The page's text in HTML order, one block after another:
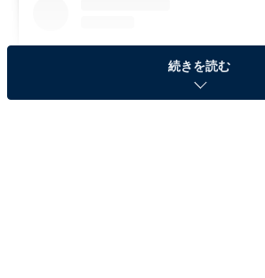
続きを読む